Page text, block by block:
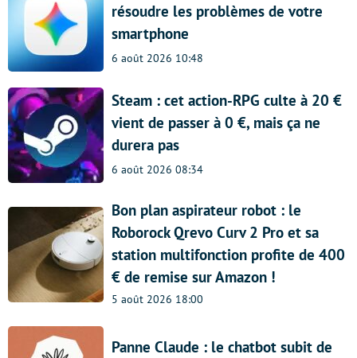
résoudre les problèmes de votre
smartphone
6 août 2026 10:48
Steam : cet action-RPG culte à 20 €
vient de passer à 0 €, mais ça ne
durera pas
6 août 2026 08:34
Bon plan aspirateur robot : le
Roborock Qrevo Curv 2 Pro et sa
station multifonction profite de 400
€ de remise sur Amazon !
5 août 2026 18:00
Panne Claude : le chatbot subit de